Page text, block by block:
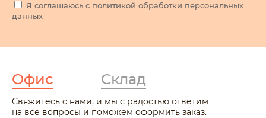
Я соглашаюсь с политикой обработки персональных
данных
Офис Склад
Свяжитесь с нами, и мы с радостью ответим
на все вопросы и поможем оформить заказ.